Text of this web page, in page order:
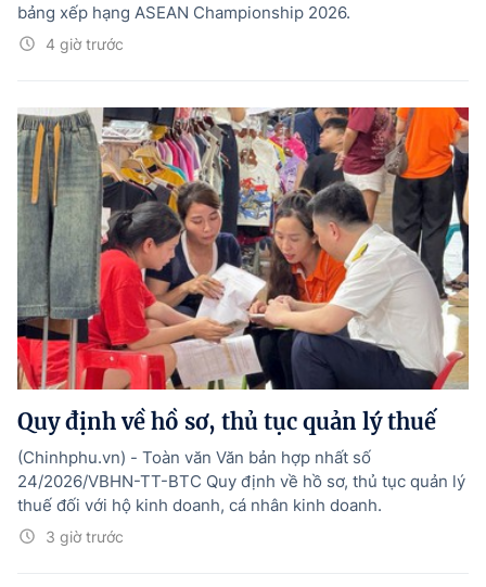
4 giờ trước
bảng xếp hạng ASEAN Championship 2026.
Quy định về hồ sơ, thủ tục quản lý thuế
3 giờ trước
(Chinhphu.vn) - Toàn văn Văn bản hợp nhất số
24/2026/VBHN-TT-BTC Quy định về hồ sơ, thủ tục quản lý
thuế đối với hộ kinh doanh, cá nhân kinh doanh.